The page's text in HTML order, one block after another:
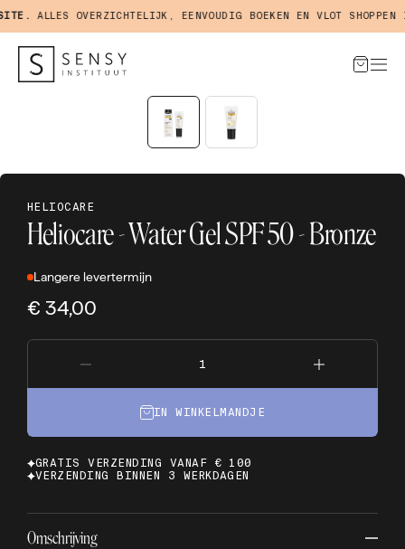
ALLES OVERZICHTELIJK, EENVOUDIG BOEKEN EN VLOT SHOPPEN IN
HELIOCARE
Heliocare - Water Gel SPF 50 - Bronze
Langere levertermijn
€ 34,00
IN WINKELMANDJE
GRATIS VERZENDING VANAF € 100
VERZENDING BINNEN 3 WERKDAGEN
Omschrijving